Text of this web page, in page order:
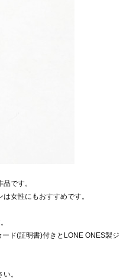
です。
女性にもおすすめです。
ド(証明書)付きとLONE ONES製
。